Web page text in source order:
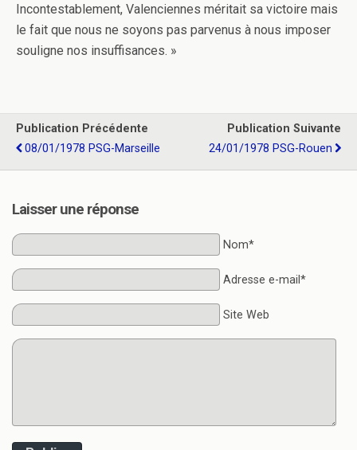
Incontestablement, Valenciennes méritait sa victoire mais
le fait que nous ne soyons pas parvenus à nous imposer
souligne nos insuffisances. »
Publication Précédente
08/01/1978 PSG-Marseille
Publication Suivante
24/01/1978 PSG-Rouen
Laisser une réponse
Nom*
Adresse e-mail*
Site Web